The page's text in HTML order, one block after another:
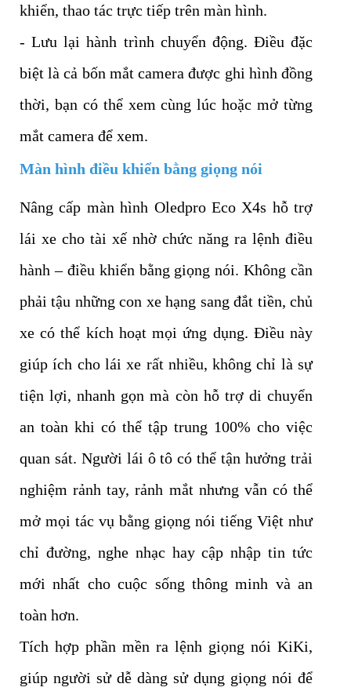
khiển, thao tác trực tiếp trên màn hình.
- Lưu lại hành trình chuyển động. Điều đặc
biệt là cả bốn mắt camera được ghi hình đồng
thời, bạn có thể xem cùng lúc hoặc mở từng
mắt camera để xem.
Màn hình điều khiển bằng giọng nói
Nâng cấp màn hình Oledpro Eco X4s hỗ trợ
lái xe cho tài xế nhờ chức năng ra lệnh điều
hành – điều khiển bằng giọng nói. Không cần
phải tậu những con xe hạng sang đắt tiền, chủ
xe có thể kích hoạt mọi ứng dụng. Điều này
giúp ích cho lái xe rất nhiều, không chỉ là sự
tiện lợi, nhanh gọn mà còn hỗ trợ di chuyển
an toàn khi có thể tập trung 100% cho việc
quan sát. Người lái ô tô có thể tận hưởng trải
nghiệm rảnh tay, rảnh mắt nhưng vẫn có thể
mở mọi tác vụ bằng giọng nói tiếng Việt như
chỉ đường, nghe nhạc hay cập nhập tin tức
mới nhất cho cuộc sống thông minh và an
toàn hơn.
Tích hợp phần mền ra lệnh giọng nói KiKi,
giúp người sử dễ dàng sử dụng giọng nói để